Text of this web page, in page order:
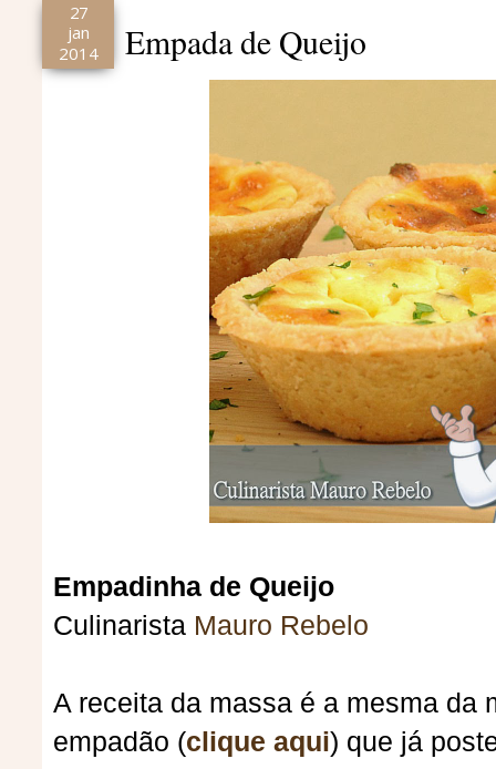
27
jan
2014
Empada de Queijo
Empadinha de Queijo
Culinarista Mauro Rebelo
A receita da massa é a mesma da
empadão (clique aqui) que já